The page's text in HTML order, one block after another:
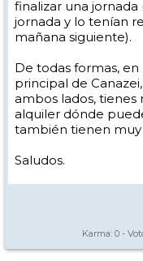
finalizar una
jornada y lo tenían
mañana siguiente).
De todas formas, en
principal de
ambos lados,
alquiler dónde
también tienen muy
Saludos.
Karma: 0 -